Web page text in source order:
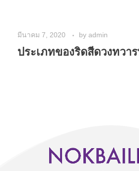
มีนาคม 7, 2020 by admin
ประเภทของริดสีดวงทวา